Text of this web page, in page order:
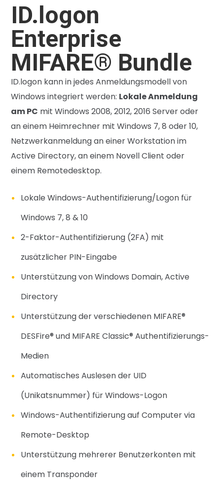
ID.logon
Enterprise
MIFARE® Bundle
ID.logon kann in jedes Anmeldungsmodell von
Windows integriert werden: Lokale Anmeldung
am PC mit Windows 2008, 2012, 2016 Server oder
an einem Heimrechner mit Windows 7, 8 oder 10,
Netzwerkanmeldung an einer Workstation im
Active Directory, an einem Novell Client oder
einem Remotedesktop.
Lokale Windows-Authentifizierung/Logon für
Windows 7, 8 & 10
2-Faktor-Authentifizierung (2FA) mit
zusätzlicher PIN-Eingabe
Unterstützung von Windows Domain, Active
Directory
Unterstützung der verschiedenen MIFARE®
DESFire® und MIFARE Classic® Authentifizierungs-
Medien
Automatisches Auslesen der UID
(Unikatsnummer) für Windows-Logon
Windows-Authentifizierung auf Computer via
Remote-Desktop
Unterstützung mehrerer Benutzerkonten mit
einem Transponder